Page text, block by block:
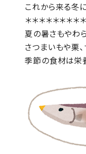
これから来る冬
＊＊＊＊＊＊＊＊
夏の暑さもやわ
さつまいもや栗
季節の食材は栄